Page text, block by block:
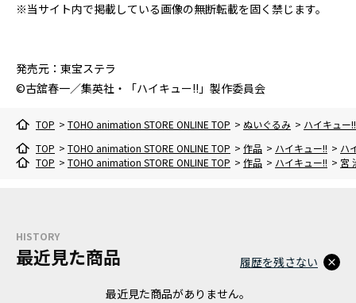
※当サイト内で掲載している画像の無断転載を固く禁じます。
発売元：東宝ステラ
©古舘春一／集英社・「ハイキュー!!」製作委員会
TOP > TOHO animation STORE ONLINE TOP > ぬいぐるみ > ハイキュー
TOP > TOHO animation STORE ONLINE TOP > 作品 > ハイキュー!! > ハ
TOP > TOHO animation STORE ONLINE TOP > 作品 > ハイキュー!! > 宮
HISTORY
最近見た商品
最近見た商品がありません。
履歴を残さない